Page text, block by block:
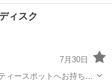
対応DVD+RW 5枚入り
作保証できません。 ご了
ダー
ィスク
7月30日
ースポットへお持ち込